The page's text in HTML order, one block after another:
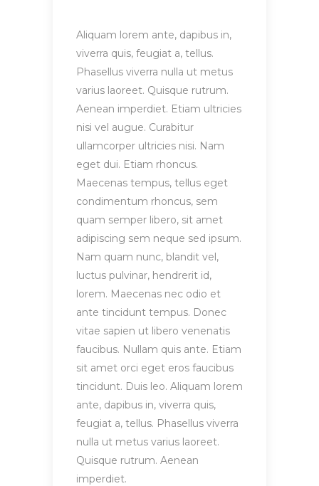
Aliquam lorem ante, dapibus in,
viverra quis, feugiat a, tellus.
Phasellus viverra nulla ut metus
varius laoreet. Quisque rutrum.
Aenean imperdiet. Etiam ultricies
nisi vel augue. Curabitur
ullamcorper ultricies nisi. Nam
eget dui. Etiam rhoncus.
Maecenas tempus, tellus eget
condimentum rhoncus, sem
quam semper libero, sit amet
adipiscing sem neque sed ipsum.
Nam quam nunc, blandit vel,
luctus pulvinar, hendrerit id,
lorem. Maecenas nec odio et
ante tincidunt tempus. Donec
vitae sapien ut libero venenatis
faucibus. Nullam quis ante. Etiam
sit amet orci eget eros faucibus
tincidunt. Duis leo. Aliquam lorem
ante, dapibus in, viverra quis,
feugiat a, tellus. Phasellus viverra
nulla ut metus varius laoreet.
Quisque rutrum. Aenean
imperdiet.